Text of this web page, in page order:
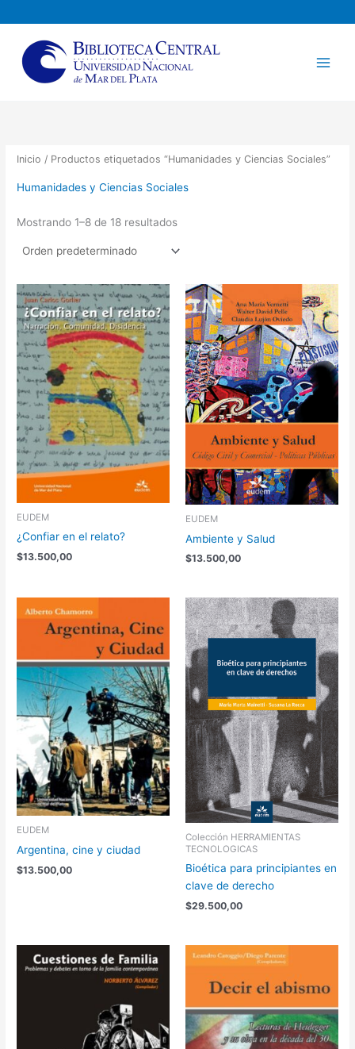
al
contenido
Inicio / Productos etiquetados “Humanidades y Ciencias Sociales”
Humanidades y Ciencias Sociales
Mostrando 1–8 de 18 resultados
EUDEM
¿Confiar en el relato?
$13.500,00
EUDEM
Ambiente y Salud
$13.500,00
EUDEM
Argentina, cine y ciudad
$13.500,00
Colección HERRAMIENTAS
TECNOLOGICAS
Bioética para principiantes en
clave de derecho
$29.500,00